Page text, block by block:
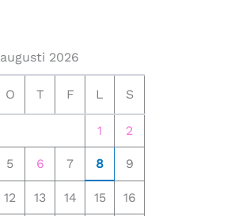
augusti 2026
O T F L S
1 2
5 6 7 8 9
12 13 14 15 16